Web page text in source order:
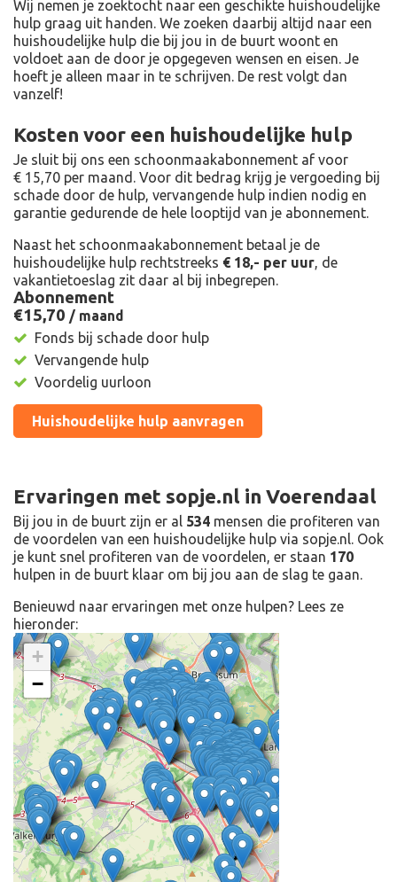
Wij nemen je zoektocht naar een geschikte huishoudelijke
hulp graag uit handen. We zoeken daarbij altijd naar een
huishoudelijke hulp die bij jou in de buurt woont en
voldoet aan de door je opgegeven wensen en eisen. Je
hoeft je alleen maar in te schrijven. De rest volgt dan
vanzelf!
Kosten voor een huishoudelijke hulp
Je sluit bij ons een schoonmaakabonnement af voor
€ 15,70 per maand . Voor dit bedrag krijg je vergoeding bij
schade door de hulp, vervangende hulp indien nodig en
garantie gedurende de hele looptijd van je abonnement.
Naast het schoonmaakabonnement betaal je de
huishoudelijke hulp rechtstreeks € 18,- per uur, de
vakantietoeslag zit daar al bij inbegrepen.
Abonnement
€15,70 / maand
Fonds bij schade door hulp
Vervangende hulp
Voordelig uurloon
Huishoudelijke hulp aanvragen
Ervaringen met sopje.nl in Voerendaal
Bij jou in de buurt zijn er al 534 mensen die profiteren van
de voordelen van een huishoudelijke hulp via sopje.nl. Ook
je kunt snel profiteren van de voordelen, er staan 170
hulpen in de buurt klaar om bij jou aan de slag te gaan.
Benieuwd naar ervaringen met onze hulpen? Lees ze
hieronder:
Prima,
Anoniem
"Mooi dat zoiets als
sopje bestaat. Het
enige wat mij wat in
de weg heeft
gezeten; er is een
reden waarom ik hulp
in huis nodig heb. Ik
..."
+
−